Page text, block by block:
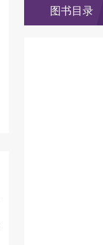
图书目录